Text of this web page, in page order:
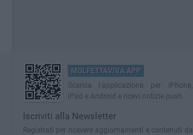
MOLFETTAVIVA APP
Scarica l'applicazione per iPhone,
iPad e Android e ricevi notizie push
Iscriviti alla Newsletter
Registrati per ricevere aggiornamenti e contenuti da